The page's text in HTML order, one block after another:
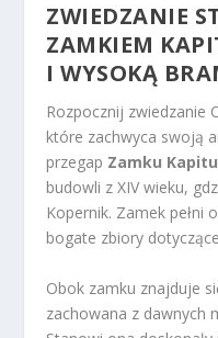
ZWIEDZANIE
ZAMKIEM
I WYSOKĄ
Rozpocznij zwiedzanie
które zachwyca swoją
przegap Zamku
budowli z XIV wieku,
Kopernik. Zamek pełni
bogate zbiory
Obok zamku znajduje
zachowana z dawnych